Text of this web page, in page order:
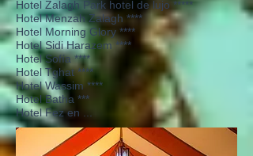
Hotel Zalagh Park hotel de lujo *****
Hotel Menzah Zalagh ****
Hotel Morning Glory ****
Hotel Sidi Harazem ****
Hotel Sofía ****
Hotel Tghat ****
Hotel Wassim ****
Hotel Batha ***
Hotel Fez en ...